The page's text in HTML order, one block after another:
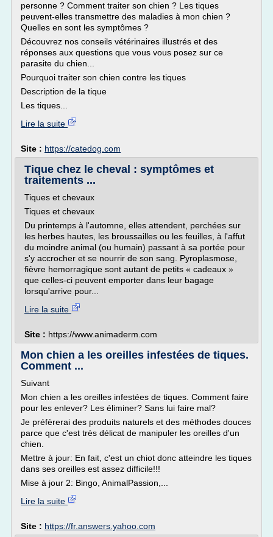
personne ? Comment traiter son chien ? Les tiques
peuvent-elles transmettre des maladies à mon chien ?
Quelles en sont les symptômes ?
Découvrez nos conseils vétérinaires illustrés et des
réponses aux questions que vous vous posez sur ce
parasite du chien...
Pourquoi traiter son chien contre les tiques
Description de la tique
Les tiques...
Lire la suite
Site : https://catedog.com
Tique chez le cheval : symptômes et
traitements ...
Tiques et chevaux
Tiques et chevaux
Du printemps à l'automne, elles attendent, perchées sur
les herbes hautes, les broussailles ou les feuilles, à l'affut
du moindre animal (ou humain) passant à sa portée pour
s'y accrocher et se nourrir de son sang. Pyroplasmose,
fièvre hemorragique sont autant de petits « cadeaux »
que celles-ci peuvent emporter dans leur bagage
lorsqu'arrive pour...
Lire la suite
Site : https://www.animaderm.com
Mon chien a les oreilles infestées de tiques.
Comment ...
Suivant
Mon chien a les oreilles infestées de tiques. Comment faire
pour les enlever? Les éliminer? Sans lui faire mal?
Je préfèrerai des produits naturels et des méthodes douces
parce que c'est très délicat de manipuler les oreilles d'un
chien.
Mettre à jour: En fait, c'est un chiot donc atteindre les tiques
dans ses oreilles est assez difficile!!!
Mise à jour 2: Bingo, AnimalPassion,...
Lire la suite
Site : https://fr.answers.yahoo.com